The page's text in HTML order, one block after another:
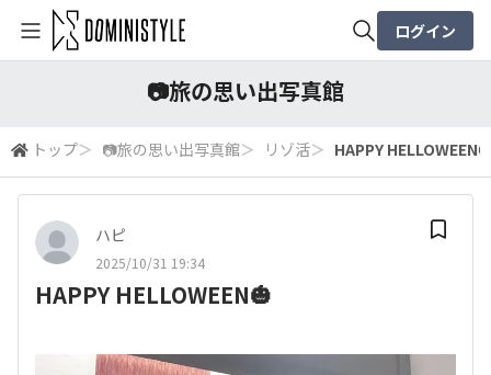
ログイン
📷️旅の思い出写真館
トップ＞ 📷️旅の思い出写真館＞ リゾ活＞ HAPPY
ハピ
2025/10/31 19:34
HAPPY HELLOWEEN🎃